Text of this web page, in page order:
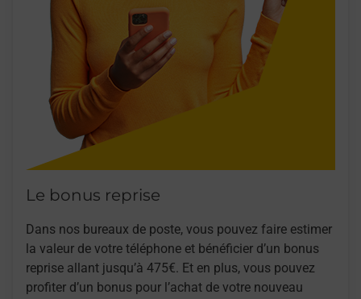
Le bonus reprise
Dans nos bureaux de poste, vous pouvez faire estimer
la valeur de votre téléphone et bénéficier d’un bonus
reprise allant jusqu’à 475€. Et en plus, vous pouvez
profiter d’un bonus pour l’achat de votre nouveau